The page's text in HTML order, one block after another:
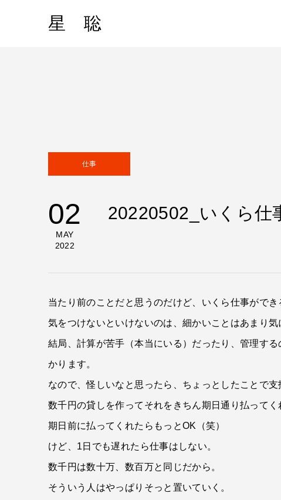
星 聡
仕事
02
MAY
2022
20220502_いくら仕
当たり前のことだと思うのだけど、いくら仕事がで
気をつけないといけないのは、細かいことはあまり
結局、計算が苦手（本当にいる）だったり、管理す
かります。
なので、怪しいなと思ったら、ちょっとしたことで
数千円の貸しを作ってそれをきちん期日通り払ってく
期日前に払ってくれたらもっとOK（笑）
けど、1日でも遅れたら仕事はしない。
数千円は数十万、数百万と同じだから。
そういう人はやっぱりそっと置いていく。